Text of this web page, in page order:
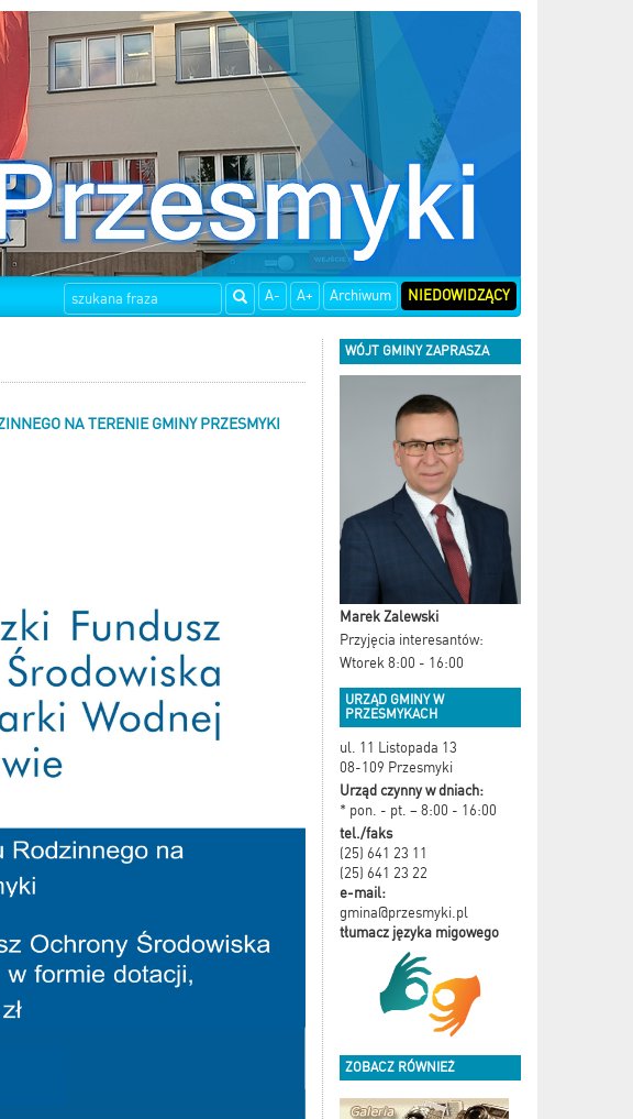
A- A+ Archiwum NIEDOWIDZĄCY
NA TERENIE GMINY PRZESMYKI
WÓJT GMINY ZAPRASZA
Marek Zalewski
Przyjęcia interesantów:
Wtorek 8:00 - 16:00
URZĄD GMINY W
PRZESMYKACH
ul. 11 Listopada 13
08-109 Przesmyki
Urząd czynny w dniach:
* pon. - pt. – 8:00 - 16:00
tel./faks
(25) 641 23 11
(25) 641 23 22
e-mail:
gmina@przesmyki.pl
tłumacz języka migowego
ZOBACZ RÓWNIEŻ